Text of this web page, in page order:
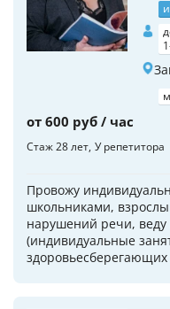
от 600 руб / час
Стаж 28 лет У репетитора
Провожу
школьниками,
нарушений речи, веду
(индивидуальные
здоровьесберегающих